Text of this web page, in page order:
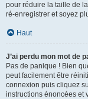
pour réduire la taille de
ré-enregistrer et soyez
Haut
J’ai perdu mon mot de
Pas de panique ! Bien
peut facilement être
connexion puis cliquez
instructions énoncées et